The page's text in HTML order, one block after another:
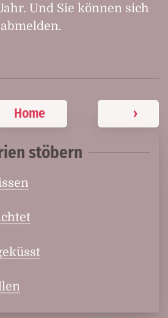
Und Sie können sich
Home ›
stöbern